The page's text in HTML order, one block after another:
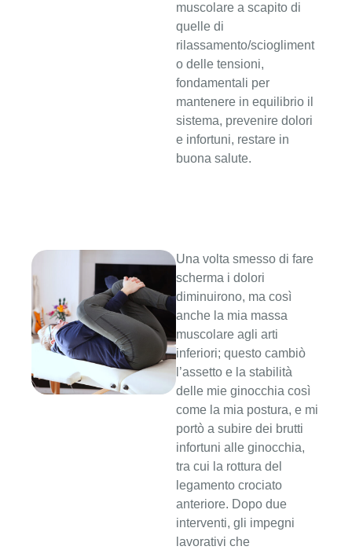
muscolare a scapito di
quelle di
rilassamento/sciogliment
o delle tensioni,
fondamentali per
mantenere in equilibrio il
sistema, prevenire dolori
e infortuni, restare in
buona salute.
Una volta smesso di fare
scherma i dolori
diminuirono, ma così
anche la mia massa
muscolare agli arti
inferiori; questo cambiò
l’assetto e la stabilità
delle mie ginocchia così
come la mia postura, e mi
portò a subire dei brutti
infortuni alle ginocchia,
tra cui la rottura del
legamento crociato
anteriore. Dopo due
interventi, gli impegni
lavorativi che